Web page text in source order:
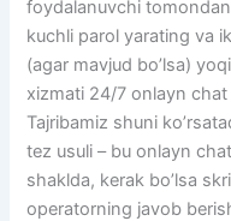
foydalanuvchi
kuchli parol yarating va
(agar mavjud bo’lsa)
xizmati 24/7 onlayn
Tajribamiz shuni
tez usuli – bu onlayn
shaklda, kerak bo’lsa
operatorning javob